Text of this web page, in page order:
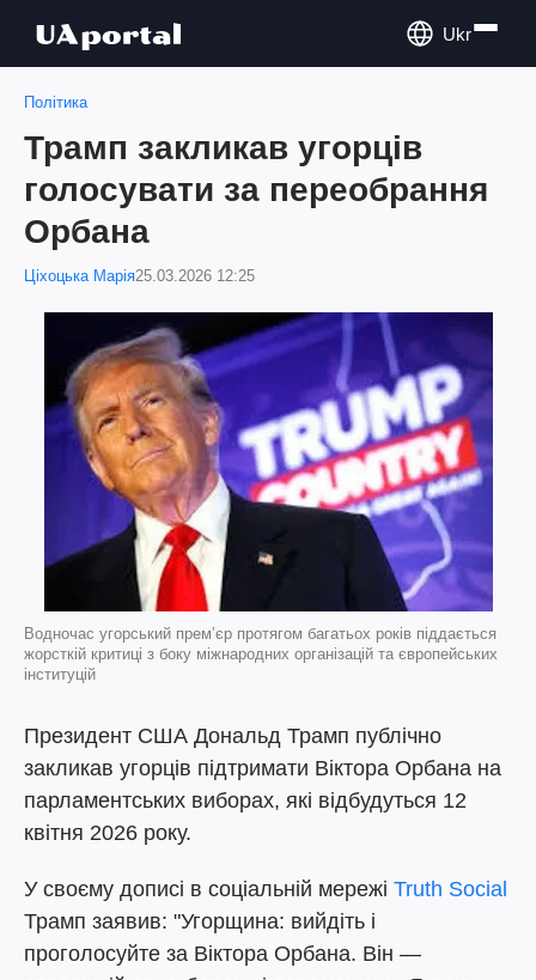
Ukr
Політика
Трамп закликав угорців
голосувати за переобрання
Орбана
Ціхоцька Марія25.03.2026 12:25
Водночас угорський прем’єр протягом багатьох років піддається
жорсткій критиці з боку міжнародних організацій та європейських
інституцій
Президент США Дональд Трамп публічно
закликав угорців підтримати Віктора Орбана на
парламентських виборах, які відбудуться 12
квітня 2026 року.
У своєму дописі в соціальній мережі Truth Social
Трамп заявив: "Угорщина: вийдіть і
проголосуйте за Віктора Орбана. Він —